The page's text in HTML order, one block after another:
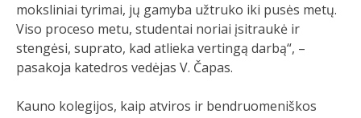
moksliniai tyrimai, jų gamyba užtruko iki pusės metų.
Viso proceso metu, studentai noriai įsitraukė ir
stengėsi, suprato, kad atlieka vertingą darbą“, –
pasakoja katedros vedėjas V. Čapas.
Kauno kolegijos, kaip atviros ir bendruomeniškos